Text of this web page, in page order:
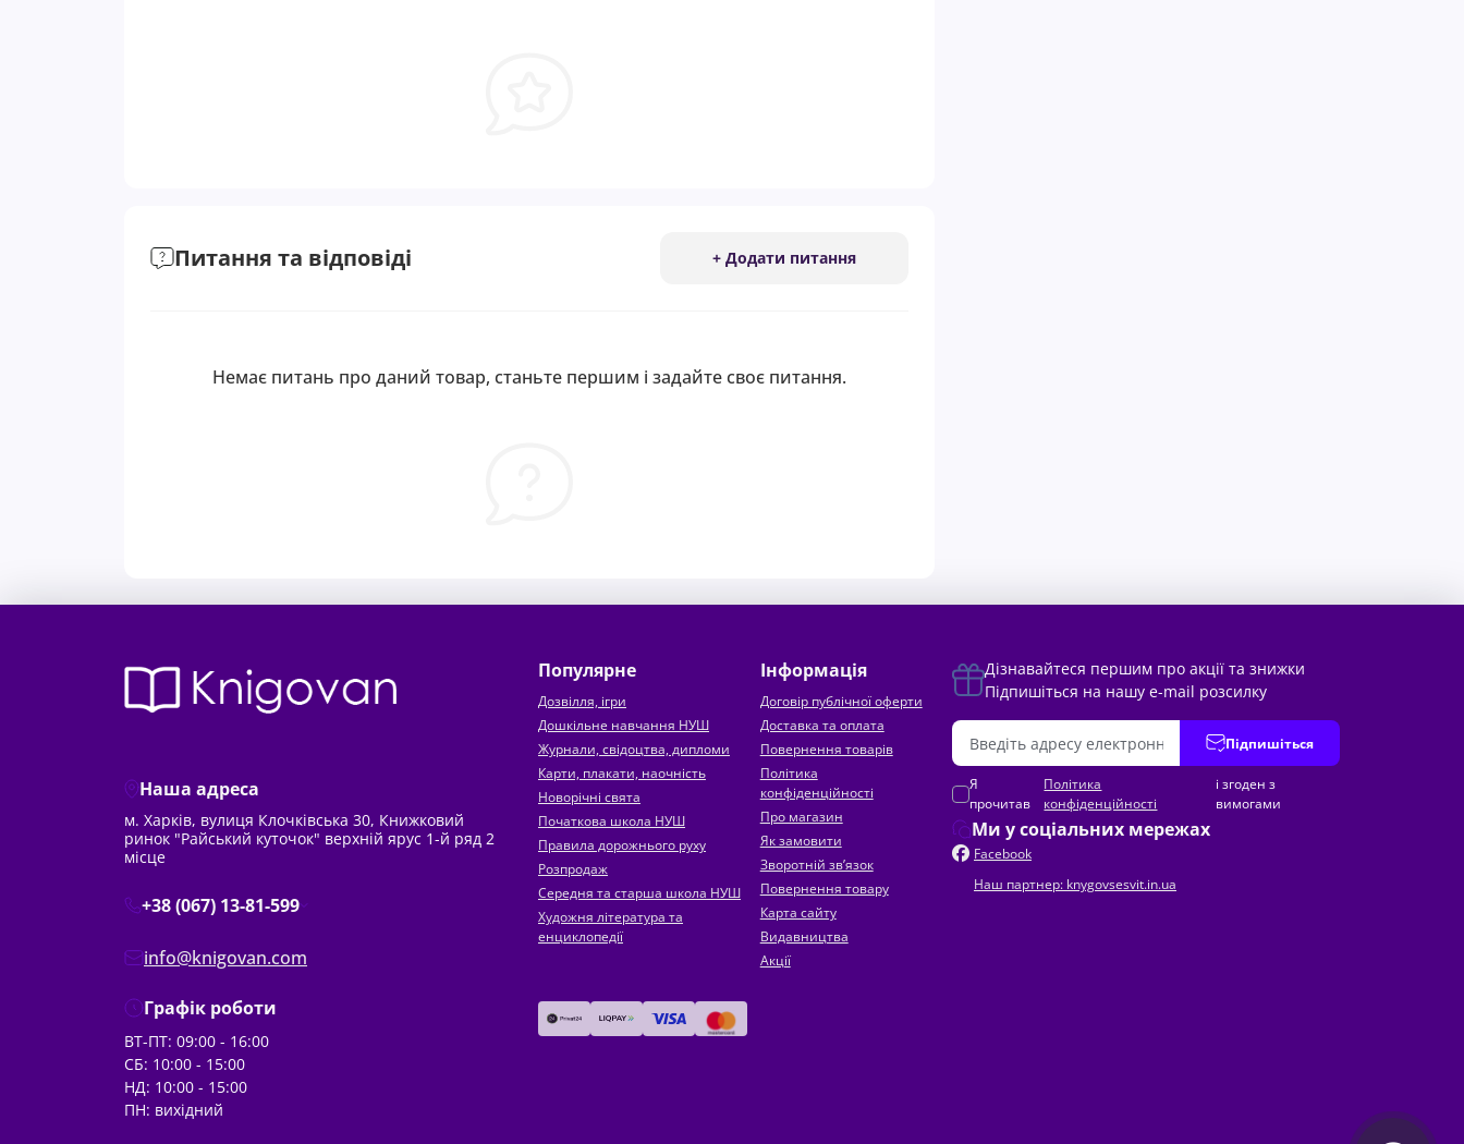
Питання та відповіді + Додати питання
Немає питань про даний товар, станьте першим і задайте своє питання.
Наша адреса
м. Харків, вулиця Клочківська 30, Книжковий
ринок "Райський куточок" верхній ярус 1-й ряд 2
місце
+38 (067) 13-81-599
info@knigovan.com
Графік роботи
ВТ-ПТ: 09:00 - 16:00
СБ: 10:00 - 15:00
НД: 10:00 - 15:00
ПН: вихідний
Популярне
Дозвілля, ігри
Дошкільне навчання НУШ
Журнали, свідоцтва, дипломи
Карти, плакати, наочність
Новорічні свята
Початкова школа НУШ
Правила дорожнього руху
Розпродаж
Середня та старша школа НУШ
Художня література та
енциклопедії
Інформація
Договір публічної оферти
Доставка та оплата
Повернення товарів
Політика
конфіденційності
Про магазин
Як замовити
Зворотній зв’язок
Повернення товару
Карта сайту
Видавництва
Акції
Ми у соціальних мережах
Facebook
Наш партнер: knygovsesvit.in.ua
Дізнавайтеся першим про акції та знижки
Підпишіться на нашу e-mail розсилку
Підпишіться
Я
прочитав
Політика
конфіденційності
і згоден з
вимогами